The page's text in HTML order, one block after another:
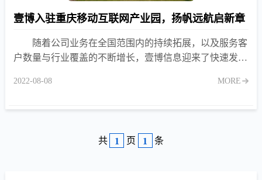
壹博入驻重庆移动互联网产业园，扬帆远航启新章
随着公司业务在全国范围内的持续拓展，以及服务客
户数量与行业覆盖的不断增长，壹博信息迎来了快速发展
进一步提升办公
2022-08-08 MORE
共 1 页 1 条